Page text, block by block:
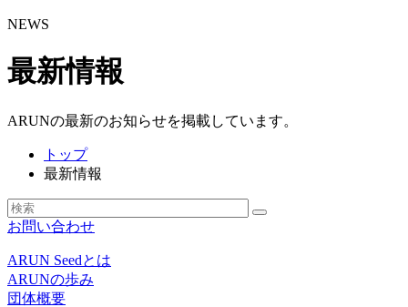
NEWS
最新情報
ARUNの最新のお知らせを掲載しています。
トップ
最新情報
お問い合わせ
ARUN Seedとは
ARUNの歩み
団体概要